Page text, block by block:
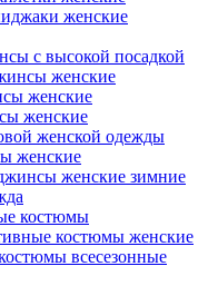
женские
с высокой посадкой
женские
женские
женские
женской одежды
женские
женские зимние
костюмы
костюмы женские
всесезонные